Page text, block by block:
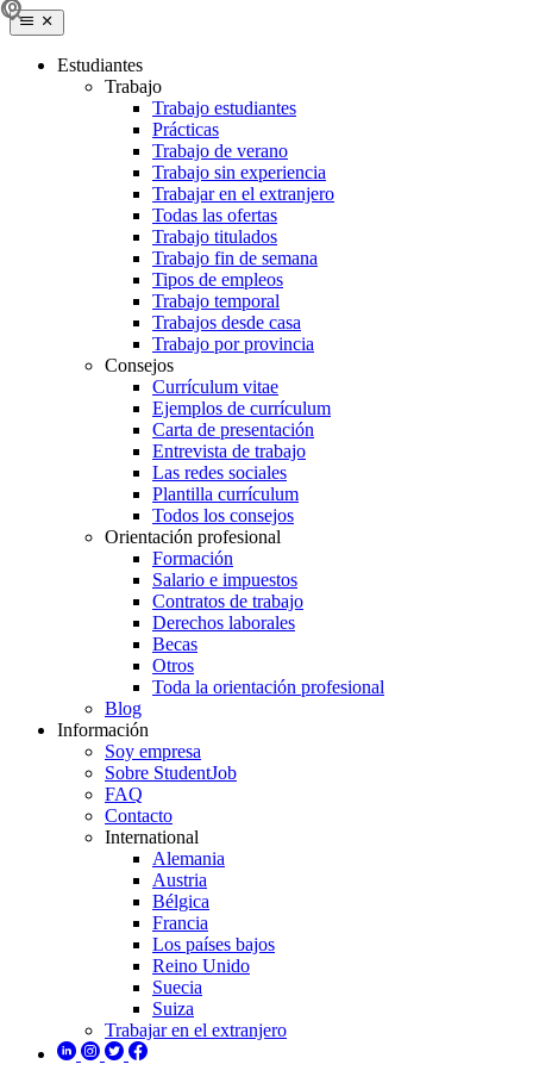
Estudiantes
Trabajo
Trabajo estudiantes
Prácticas
Trabajo de verano
Trabajo sin experiencia
Trabajar en el extranjero
Todas las ofertas
Trabajo titulados
Trabajo fin de semana
Tipos de empleos
Trabajo temporal
Trabajos desde casa
Trabajo por provincia
Consejos
Currículum vitae
Ejemplos de currículum
Carta de presentación
Entrevista de trabajo
Las redes sociales
Plantilla currículum
Todos los consejos
Orientación profesional
Formación
Salario e impuestos
Contratos de trabajo
Derechos laborales
Becas
Otros
Toda la orientación profesional
Blog
Información
Soy empresa
Sobre StudentJob
FAQ
Contacto
International
Alemania
Austria
Bélgica
Francia
Los países bajos
Reino Unido
Suecia
Suiza
Trabajar en el extranjero